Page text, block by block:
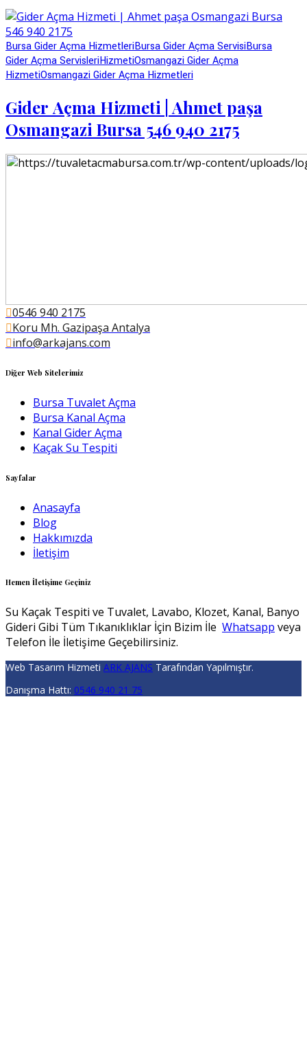
Bursa Gider Açma HizmetleriBursa Gider Açma ServisiBursa
Gider Açma ServisleriHizmetiOsmangazi Gider Açma
HizmetiOsmangazi Gider Açma Hizmetleri
Gider Açma Hizmeti | Ahmet paşa
Osmangazi Bursa 546 940 2175
0546 940 2175
Koru Mh. Gazipaşa Antalya
info@arkajans.com
Diğer Web Sitelerimiz
Bursa Tuvalet Açma
Bursa Kanal Açma
Kanal Gider Açma
Kaçak Su Tespiti
Sayfalar
Anasayfa
Blog
Hakkımızda
İletişim
Hemen İletişime Geçiniz
Su Kaçak Tespiti ve Tuvalet, Lavabo, Klozet, Kanal, Banyo
Gideri Gibi Tüm Tıkanıklıklar İçin Bizim İle Whatsapp veya
Telefon İle İletişime Geçebilirsiniz.
Web Tasarım Hizmeti ARK AJANS Tarafından Yapılmıştır.
Danışma Hattı: 0546 940 21 75